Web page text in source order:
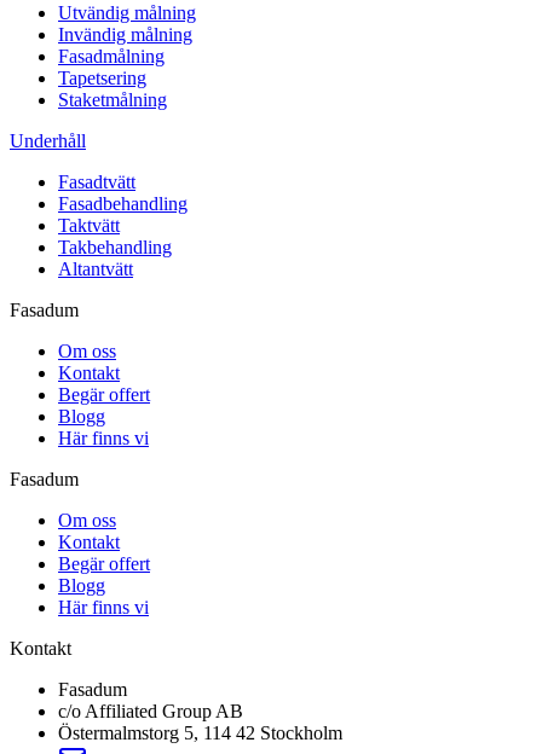
Utvändig målning
Invändig målning
Fasadmålning
Tapetsering
Staketmålning
Underhåll
Fasadtvätt
Fasadbehandling
Taktvätt
Takbehandling
Altantvätt
Fasadum
Om oss
Kontakt
Begär offert
Blogg
Här finns vi
Fasadum
Om oss
Kontakt
Begär offert
Blogg
Här finns vi
Kontakt
Fasadum
c/o Affiliated Group AB
Östermalmstorg 5, 114 42 Stockholm